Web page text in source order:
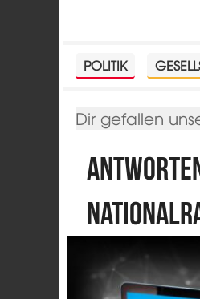
POLITIK
Dir gefallen